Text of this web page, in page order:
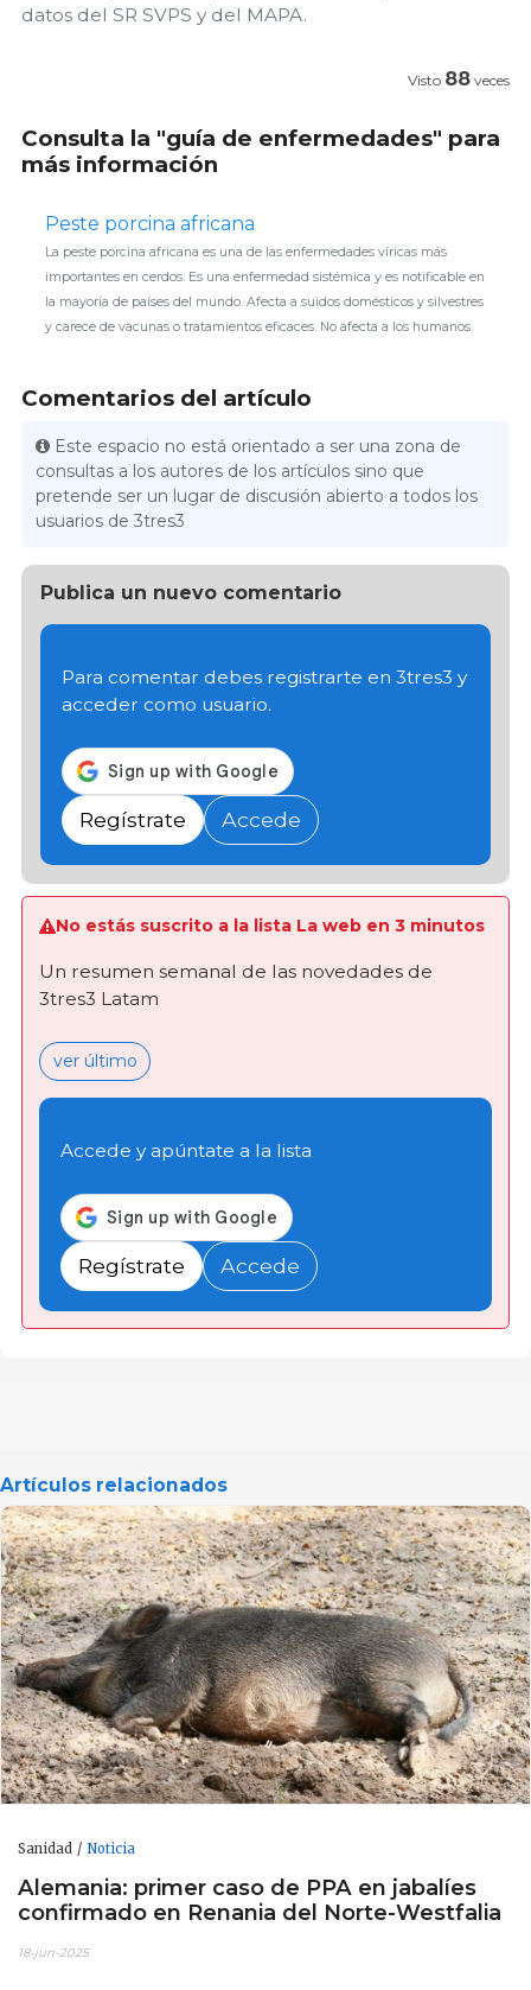
datos del SR SVPS y del MAPA.
Visto 88 veces
Consulta la "guía de enfermedades" para
más información
Peste porcina africana
La peste porcina africana es una de las enfermedades víricas más
importantes en cerdos. Es una enfermedad sistémica y es notificable en
la mayoría de países del mundo. Afecta a suidos domésticos y silvestres
y carece de vacunas o tratamientos eficaces. No afecta a los humanos.
Comentarios del artículo
Este espacio no está orientado a ser una zona de
consultas a los autores de los artículos sino que
pretende ser un lugar de discusión abierto a todos los
usuarios de 3tres3
Publica un nuevo comentario
Para comentar debes registrarte en 3tres3 y
acceder como usuario.
Regístrate Accede
No estás suscrito a la lista La web en 3 minutos
Un resumen semanal de las novedades de
3tres3 Latam
ver último
Accede y apúntate a la lista
Regístrate Accede
Artículos relacionados
Sanidad Noticia
Alemania: primer caso de PPA en jabalíes
confirmado en Renania del Norte-Westfalia
18-jun-2025